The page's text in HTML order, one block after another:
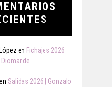
en Fichajes 2026
Diomande
en Salidas 2026 | Gonzalo